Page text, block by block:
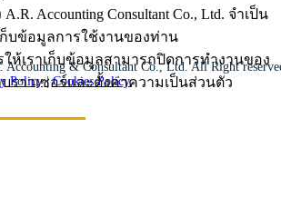
Accounting & Consultant Co., Ltd. All Right
Policy|Cookies Policy
Accounting Consultant Co., Ltd. จำเป็น
บข้อมูลการใช้งานของท่าน
ห้เราเก็บข้อมูลสามารถปิดการทำงานของ
ราวเซอร์และตั้งค่าความเป็นส่วนตัว